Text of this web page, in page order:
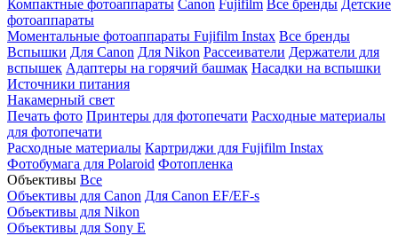
Компактные фотоаппараты Canon Fujifilm Все бренды Детские
фотоаппараты
Моментальные фотоаппараты Fujifilm Instax Все бренды
Вспышки Для Canon Для Nikon Рассеиватели Держатели для
вспышек Адаптеры на горячий башмак Насадки на вспышки
Источники питания
Накамерный свет
Печать фото Принтеры для фотопечати Расходные материалы
для фотопечати
Расходные материалы Картриджи для Fujifilm Instax
Фотобумага для Polaroid Фотопленка
Объективы Все
Объективы для Canon Для Canon EF/EF-s
Объективы для Nikon
Объективы для Sony E